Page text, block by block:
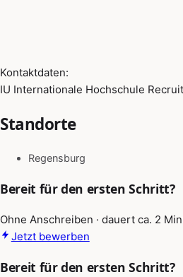
Kontaktdaten:
IU Internationale Hochschule
Standorte
Regensburg
Bereit für den ersten Schritt?
Ohne Anschreiben · dauert ca. 2
Jetzt bewerben
Bereit für den ersten Schritt?